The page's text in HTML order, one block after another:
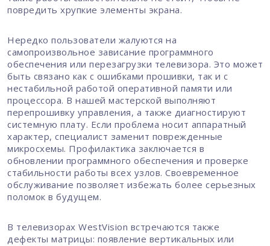
повредить хрупкие элементы экрана.
Нередко пользователи жалуются на
самопроизвольное зависание программного
обеспечения или перезагрузки телевизора. Это может
быть связано как с ошибками прошивки, так и с
нестабильной работой оперативной памяти или
процессора. В нашей мастерской выполняют
перепрошивку управления, а также диагностируют
системную плату. Если проблема носит аппаратный
характер, специалист заменит поврежденные
микросхемы. Профилактика заключается в
обновлении программного обеспечения и проверке
стабильности работы всех узлов. Своевременное
обслуживание позволяет избежать более серьезных
поломок в будущем.
В телевизорах WestVision встречаются также
дефекты матрицы: появление вертикальных или